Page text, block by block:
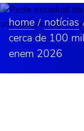
home notícias
cerca de 100
enem 2026